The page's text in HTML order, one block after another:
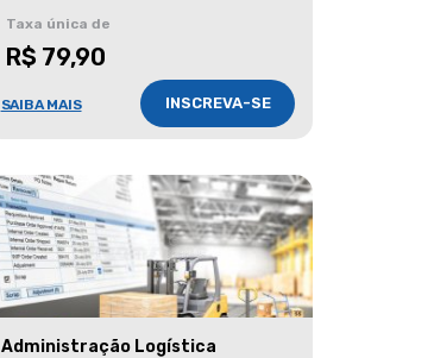
Taxa única de
R$ 79,90
SAIBA MAIS INSCREVA-SE
Administração Logística